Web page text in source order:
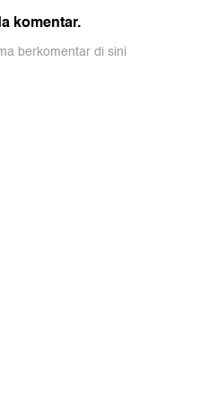
komentar.
berkomentar di sini